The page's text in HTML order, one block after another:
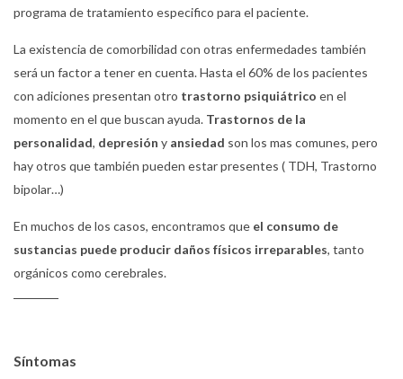
programa de tratamiento especifico para el paciente.
La existencia de comorbilidad con otras enfermedades también
será un factor a tener en cuenta. Hasta el 60% de los pacientes
con adiciones presentan otro trastorno psiquiátrico en el
momento en el que buscan ayuda. Trastornos de la
personalidad, depresión y ansiedad son los mas comunes, pero
hay otros que también pueden estar presentes ( TDH, Trastorno
bipolar…)
En muchos de los casos, encontramos que el consumo de
sustancias puede producir daños físicos irreparables, tanto
orgánicos como cerebrales.
Síntomas